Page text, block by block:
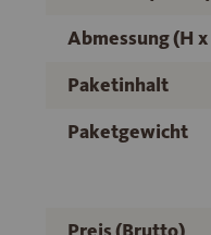
Abmessung (H x
Paketinhalt
Paketgewicht